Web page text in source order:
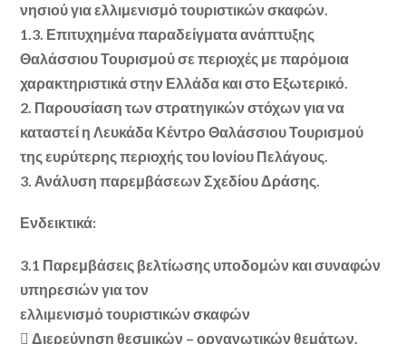
νησιού για ελλιμενισμό τουριστικών σκαφών.
1.3. Επιτυχημένα παραδείγματα ανάπτυξης
Θαλάσσιου Τουρισμού σε περιοχές με παρόμοια
χαρακτηριστικά στην Ελλάδα και στο Εξωτερικό.
2. Παρουσίαση των στρατηγικών στόχων για να
καταστεί η Λευκάδα Κέντρο Θαλάσσιου Τουρισμού
της ευρύτερης περιοχής του Ιονίου Πελάγους.
3. Ανάλυση παρεμβάσεων Σχεδίου Δράσης.
Ενδεικτικά:
3.1 Παρεμβάσεις βελτίωσης υποδομών και συναφών
υπηρεσιών για τον
ελλιμενισμό τουριστικών σκαφών
 Διερεύνηση θεσμικών – οργανωτικών θεμάτων.